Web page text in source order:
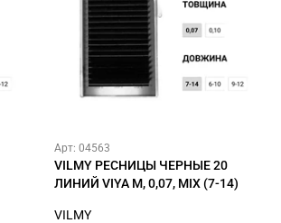
Арт: 04563
VILMY РЕСНИЦЫ ЧЕРНЫЕ 20
ЛИНИЙ VIYA M, 0,07, MIX (7-14)
VILMY